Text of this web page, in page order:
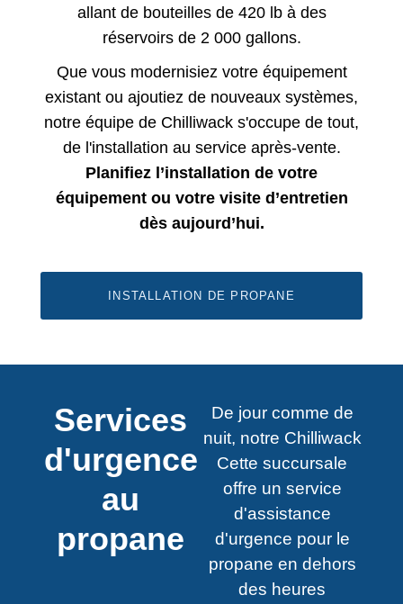
allant de bouteilles de 420 lb à des
réservoirs de 2 000 gallons.
Que vous modernisiez votre équipement
existant ou ajoutiez de nouveaux systèmes,
notre équipe de Chilliwack s'occupe de tout,
de l'installation au service après-vente.
Planifiez l’installation de votre
équipement ou votre visite d’entretien
dès aujourd’hui.
INSTALLATION DE PROPANE
Services
d'urgence
au
propane
De jour comme de
nuit, notre Chilliwack
Cette succursale
offre un service
d'assistance
d'urgence pour le
propane en dehors
des heures